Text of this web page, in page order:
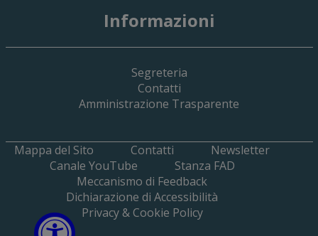
19 Giugno 2026
Informazioni
Segreteria
Contatti
Amministrazione Trasparente
Mappa del Sito Contatti
Newsletter
Canale YouTube
Stanza FAD
Meccanismo di Feedback
Dichiarazione di Accessibilità
Privacy & Cookie Policy